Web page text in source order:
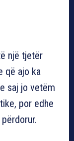
një tjetër
që ajo ka
saj jo vetëm
por edhe